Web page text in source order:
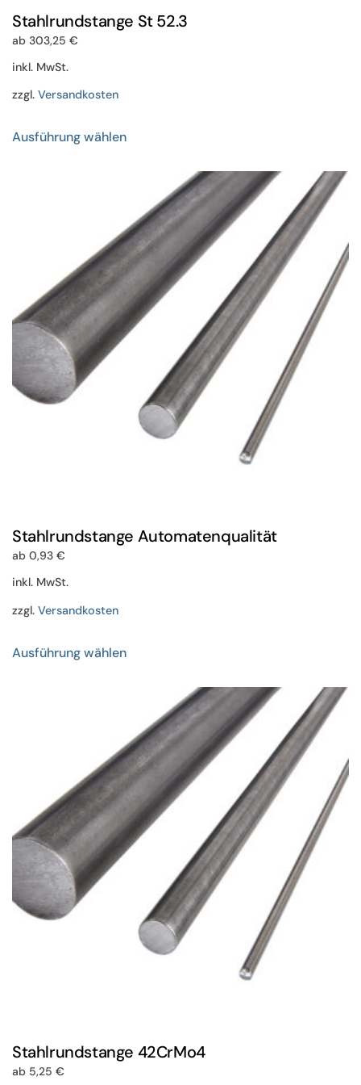
Stahlrundstange St 52.3
ab 303,25 €
inkl. MwSt.
zzgl. Versandkosten
Ausführung wählenProdukt
Varianten
auf.
Die
Optionen
können
auf
der
Produktseite
gewählt
werden
Stahlrundstange Automatenqualität
ab 0,93 €
inkl. MwSt.
zzgl. Versandkosten
Ausführung wählenProdukt
Varianten
auf.
Die
Optionen
können
auf
der
Produktseite
gewählt
werden
Stahlrundstange 42CrMo4
ab 5,25 €